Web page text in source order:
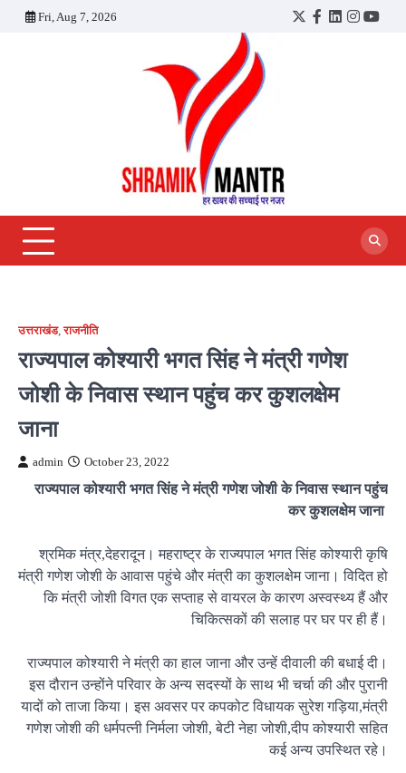
Fri, Aug 7, 2026
Twitter
Facebook
LinkedIn
उत्तराखंड,राजनीति
राज्यपाल कोश्यारी भगत सिंह ने मंत्री गणेश
जोशी के निवास स्थान पहुंच कर कुशलक्षेम
जाना
admin October 23, 2022
राज्यपाल कोश्यारी भगत सिंह ने मंत्री गणेश जोशी के निवास स्थान पहुंच
कर कुशलक्षेम जाना
श्रमिक मंत्र,देहरादून। महराष्ट्र के राज्यपाल भगत सिंह कोश्यारी कृषि
मंत्री गणेश जोशी के आवास पहुंचे और मंत्री का कुशलक्षेम जाना। विदित हो
कि मंत्री जोशी विगत एक सप्ताह से वायरल के कारण अस्वस्थ्य हैं और
चिकित्सकों की सलाह पर घर पर ही हैं।
राज्यपाल कोश्यारी ने मंत्री का हाल जाना और उन्हें दीवाली की बधाई दी।
इस दौरान उन्होंने परिवार के अन्य सदस्यों के साथ भी चर्चा की और पुरानी
यादों को ताजा किया। इस अवसर पर कपकोट विधायक सुरेश गड़िया,मंत्री
गणेश जोशी की धर्मपत्नी निर्मला जोशी, बेटी नेहा जोशी,दीप कोश्यारी सहित
कई अन्य उपस्थित रहे।